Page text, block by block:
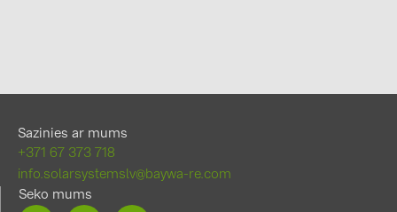
Sazinies ar mums
+371 67 373 718
info.solarsystemslv@baywa-re.com
Seko mums